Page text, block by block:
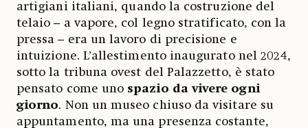
artigiani italiani, quando la costruzione del
telaio – a vapore, col legno stratificato, con la
pressa – era un lavoro di precisione e
intuizione. L’allestimento inaugurato nel 2024,
sotto la tribuna ovest del Palazzetto, è stato
pensato come uno spazio da vivere ogni
giorno. Non un museo chiuso da visitare su
appuntamento, ma una presenza costante,